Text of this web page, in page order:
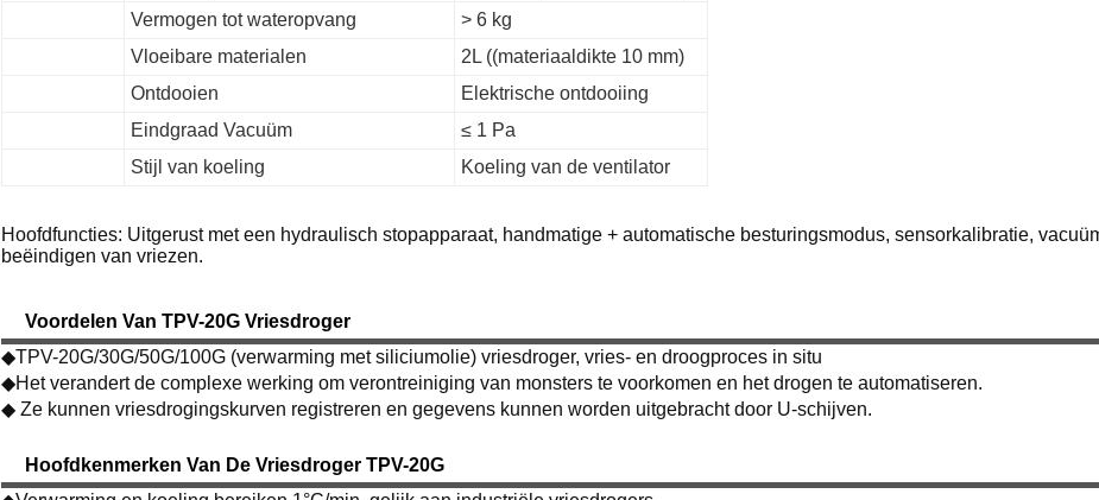
Vermogen tot wateropvang
> 6 kg
Vloeibare materialen
2L ((materiaaldikte 10 mm)
Ontdooien
Elektrische ontdooiing
Eindgraad Vacuüm
≤ 1 Pa
Stijl van koeling
Koeling van de ventilator
Hoofdfuncties: Uitgerust met een hydraulisch stopapparaat, handmatige + automatische besturingsmodus, sensorkalibratie,
beëindigen van vriezen.
Voordelen Van TPV-20G Vriesdroger
◆TPV-20G/30G/50G/100G (verwarming met siliciumolie) vriesdroger, vries- en droogproces in situ
◆Het verandert de complexe werking om verontreiniging van monsters te voorkomen en het drogen te automatiseren.
◆ Ze kunnen vriesdrogingskurven registreren en gegevens kunnen worden uitgebracht door U-schijven.
Hoofdkenmerken Van De Vriesdroger TPV-20G